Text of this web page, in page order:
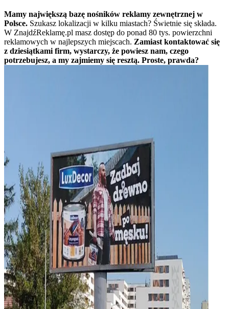
Mamy największą bazę nośników reklamy zewnętrznej w
Polsce. Szukasz lokalizacji w kilku miastach? Świetnie się składa.
W ZnajdźReklamę.pl masz dostęp do ponad 80 tys. powierzchni
reklamowych w najlepszych miejscach. Zamiast kontaktować się
z dziesiątkami firm, wystarczy, że powiesz nam, czego
potrzebujesz, a my zajmiemy się resztą. Proste, prawda?